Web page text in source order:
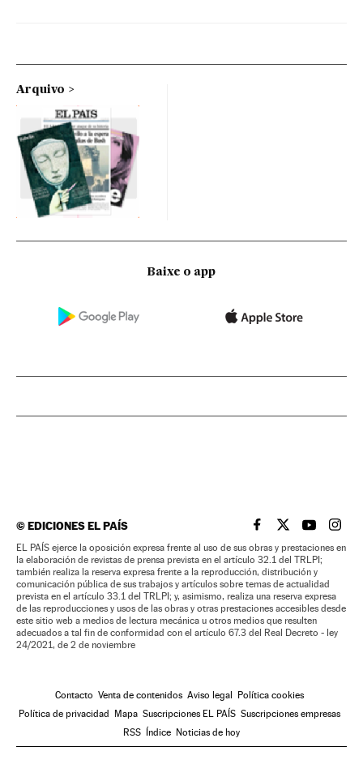
Arquivo
Baixe o app
©EDICIONES EL PAÍS EL PAÍS BRASIL EN
EL PAÍSEL PAÍS
EL
EL PAÍS ejerce la oposición expresa frente al uso de sus obras y prestaciones en
la elaboración de revistas de prensa prevista en el artículo 32.1 del TRLPI;
también realiza la reserva expresa frente a la reproducción, distribución y
comunicación pública de sus trabajos y artículos sobre temas de actualidad
prevista en el artículo 33.1 del TRLPI; y, asimismo, realiza una reserva expresa
de las reproducciones y usos de las obras y otras prestaciones accesibles desde
este sitio web a medios de lectura mecánica u otros medios que resulten
adecuados a tal fin de conformidad con el artículo 67.3 del Real Decreto - ley
24/2021, de 2 de noviembre
Contacto Venta de contenidos Aviso legal
Política cookies
Política de privacidad
Mapa Suscripciones EL PAÍS Suscripciones empresas
RSS
Índice Noticias de hoy